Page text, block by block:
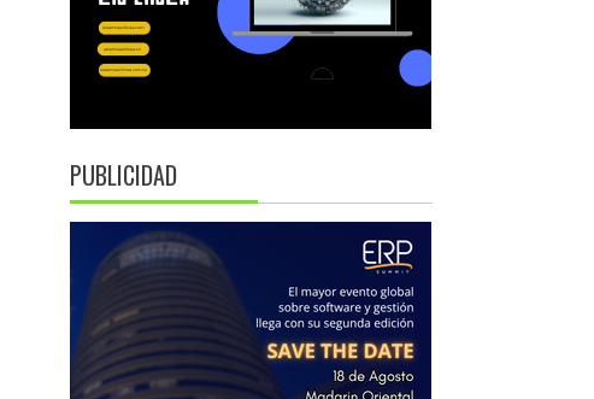
PUBLICIDAD